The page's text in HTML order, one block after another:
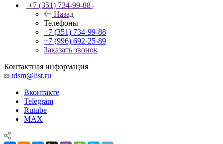
+7 (351) 734-99-88
Назад
Телефоны
+7 (351) 734-99-88
+7 (996) 692-25-89
Заказать звонок
Контактная информация
tdsm@list.ru
Вконтакте
Telegram
Rutube
MAX